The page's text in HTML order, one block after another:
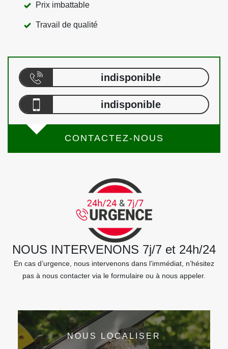
Prix imbattable
Travail de qualité
indisponible
indisponible
CONTACTEZ-NOUS
NOUS INTERVENONS 7j/7 et 24h/24
En cas d’urgence, nous intervenons dans l’immédiat, n’hésitez
pas à nous contacter via le formulaire ou à nous appeler.
NOUS LOCALISER